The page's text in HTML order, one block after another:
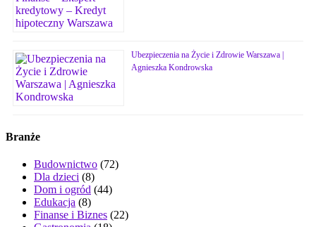
Ubezpieczenia na Życie i Zdrowie Warszawa |
Agnieszka Kondrowska
Branże
Budownictwo (72)
Dla dzieci (8)
Dom i ogród (44)
Edukacja (8)
Finanse i Biznes (22)